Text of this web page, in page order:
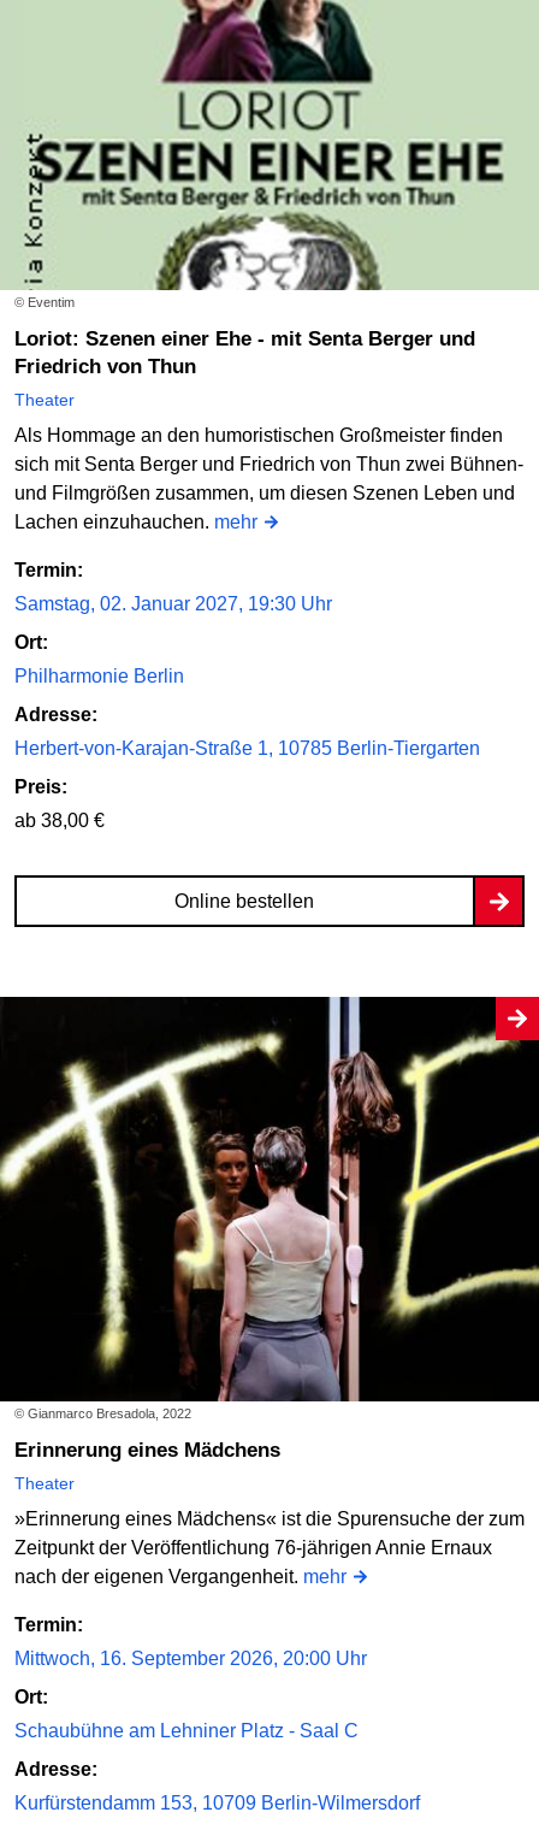
© Eventim
Loriot: Szenen einer Ehe - mit Senta Berger und
Friedrich von Thun
Theater
Als Hommage an den humoristischen Großmeister finden
sich mit Senta Berger und Friedrich von Thun zwei Bühnen-
und Filmgrößen zusammen, um diesen Szenen Leben und
Lachen einzuhauchen. mehr
Termin:
Samstag, 02. Januar 2027, 19:30 Uhr
Ort:
Philharmonie Berlin
Adresse:
Herbert-von-Karajan-Straße 1, 10785 Berlin-Tiergarten
Preis:
ab 38,00 €
Online bestellen
© Gianmarco Bresadola, 2022
Erinnerung eines Mädchens
Theater
»Erinnerung eines Mädchens« ist die Spurensuche der zum
Zeitpunkt der Veröffentlichung 76-jährigen Annie Ernaux
nach der eigenen Vergangenheit. mehr
Termin:
Mittwoch, 16. September 2026, 20:00 Uhr
Ort:
Schaubühne am Lehniner Platz - Saal C
Adresse:
Kurfürstendamm 153, 10709 Berlin-Wilmersdorf